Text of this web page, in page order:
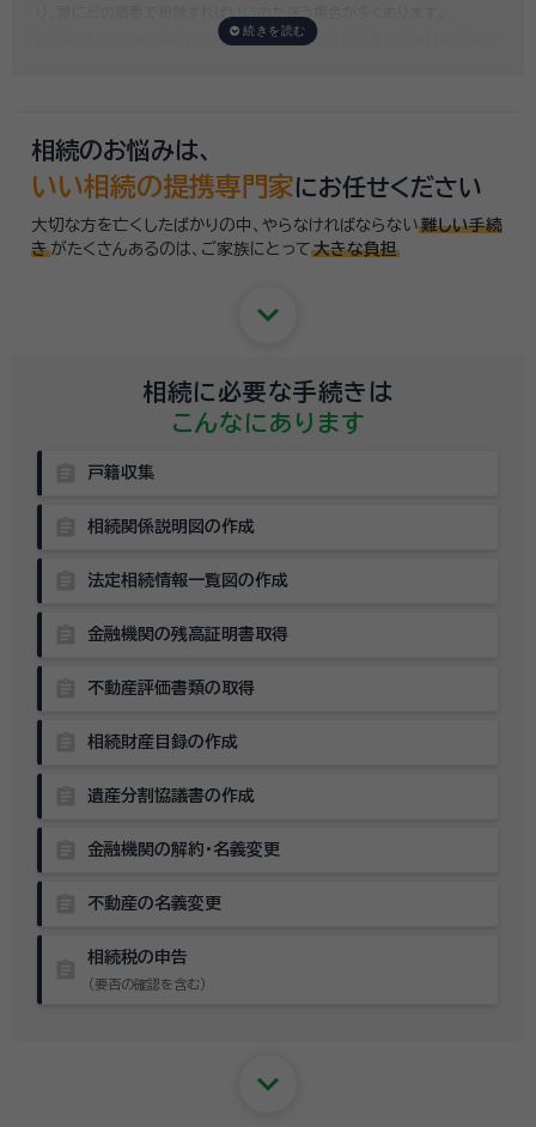
いい相続では「誰に相談したらいいかわからない」「いきなり専門家に連絡
相続のお悩みは、
いい相続の提携専門家にお任せください
大切な方を亡くしたばかりの中、やらなければならない 難しい手続
き がたくさんあるのは、 ご家族にとって 大きな負担
keyboard_arrow_down
相続に必要な手続きは
こんなにあります
戸籍収集
相続関係説明図の作成
法定相続情報一覧図の作成
金融機関の残高証明書取得
不動産評価書類の取得
相続財産目録の作成
遺産分割協議書の作成
金融機関の解約・名義変更
不動産の名義変更
相続税の申告
（要否の確認を含む）
keyboard_arrow_down